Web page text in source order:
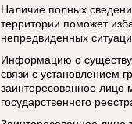
Наличие полных
территории поможет
непредвиденных
Информацию о
связи с установлением
заинтересованное лицо
государственного